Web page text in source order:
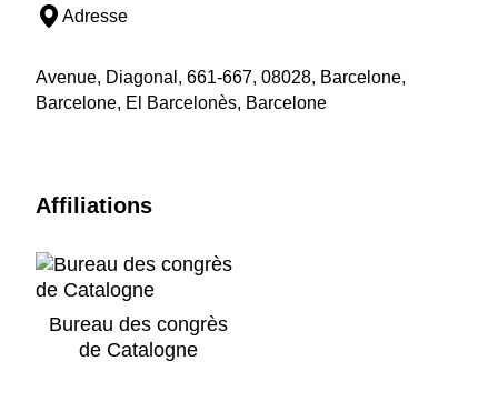
Adresse
Avenue, Diagonal, 661-667, 08028, Barcelone,
Barcelone, El Barcelonès, Barcelone
Affiliations
Bureau des congrès
de Catalogne